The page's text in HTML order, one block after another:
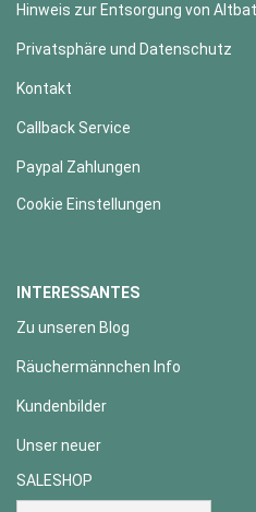
Hinweis zur Entsorgung von
Privatsphäre und Datenschutz
Kontakt
Callback Service
Paypal Zahlungen
Cookie Einstellungen
INTERESSANTES
Zu unseren Blog
Räuchermännchen Info
Kundenbilder
Unser neuer
SALESHOP